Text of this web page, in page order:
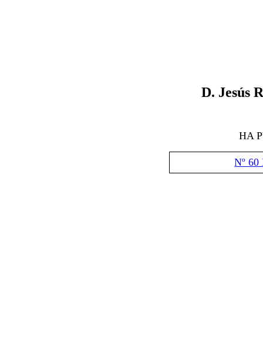
D. Jesús
HA
Nº 60